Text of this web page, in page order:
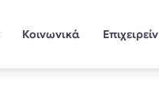
Κοινωνικά Επιχειρείν